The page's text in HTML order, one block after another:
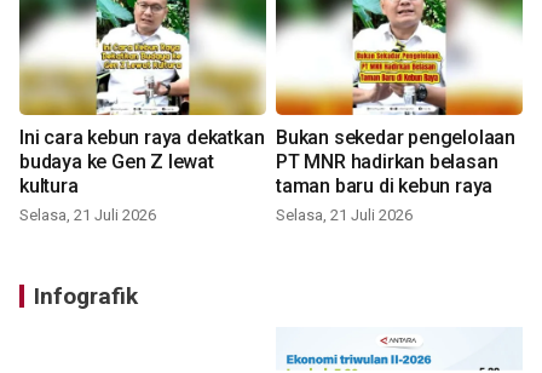
Ini cara kebun raya dekatkan
budaya ke Gen Z lewat
kultura
Selasa, 21 Juli 2026
Bukan sekedar pengelolaan
PT MNR hadirkan belasan
taman baru di kebun raya
Selasa, 21 Juli 2026
Infografik